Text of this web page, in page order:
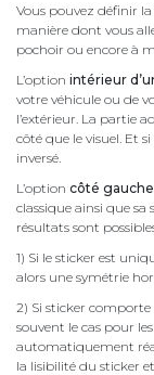
Vous pouvez définir
manière dont vous
pochoir ou encore à
L’option intérieur
votre véhicule ou de
l’extérieur. La partie
côté que le visuel. Et
inversé.
L’option côté
classique ainsi que
résultats sont
1) Si le sticker est
alors une symétrie
2) Si sticker
souvent le cas pour
automatiquement
la lisibilité du sticker